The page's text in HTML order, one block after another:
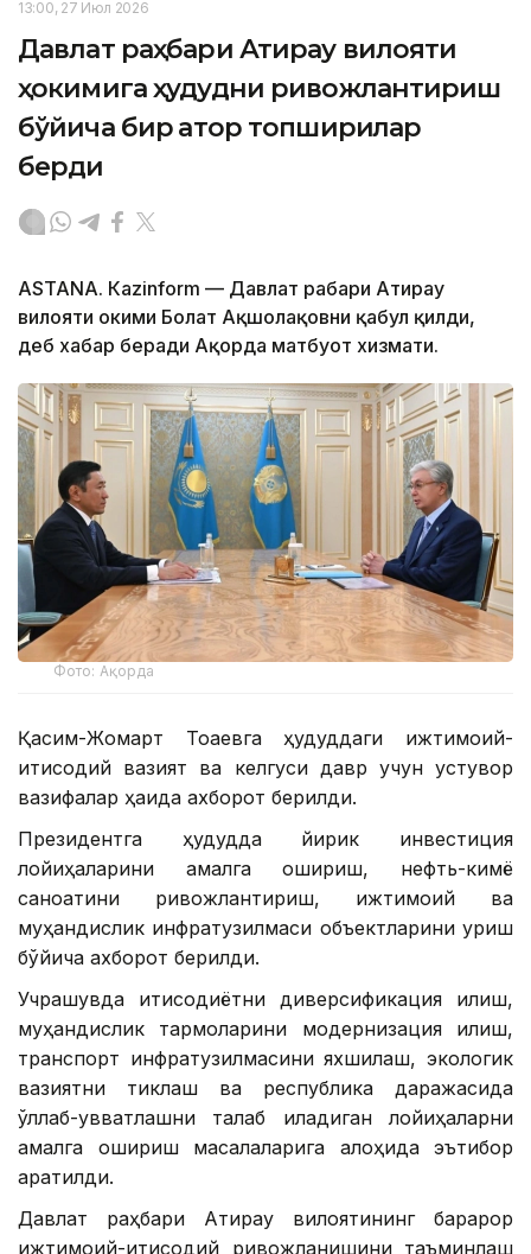
13:00, 27 Июл 2026
Давлат раҳбари Атирау вилояти
ҳокимига ҳудудни ривожлантириш
бўйича бир қатор топшириқлар
берди
ASTANА. Кazinform — Давлат раҳбари Атирау
вилояти ҳокими Болат Ақшолақовни қабул қилди,
деб хабар беради Ақорда матбуот хизмати.
Фото: Ақорда
Қасим-Жомарт Тоқаевга ҳудуддаги ижтимоий-
иқтисодий вазият ва келгуси давр учун устувор
вазифалар ҳақида ахборот берилди.
Президентга ҳудудда йирик инвестиция
лойиҳаларини амалга ошириш, нефть-кимё
саноатини ривожлантириш, ижтимоий ва
муҳандислик инфратузилмаси объектларини қуриш
бўйича ахборот берилди.
Учрашувда иқтисодиётни диверсификация қилиш,
муҳандислик тармоқларини модернизация қилиш,
транспорт инфратузилмасини яхшилаш, экологик
вазиятни тиклаш ва республика даражасида
қўллаб-қувватлашни талаб қиладиган лойиҳаларни
амалга ошириш масалаларига алоҳида эътибор
қаратилди.
Давлат раҳбари Атирау вилоятининг барқарор
ижтимоий-иқтисодий ривожланишини таъминлаш